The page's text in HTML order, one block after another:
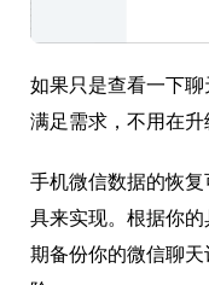
如果只是查看一下
满足需求，不用在升
手机微信数据的恢
具来实现。根据你
期备份你的微信聊